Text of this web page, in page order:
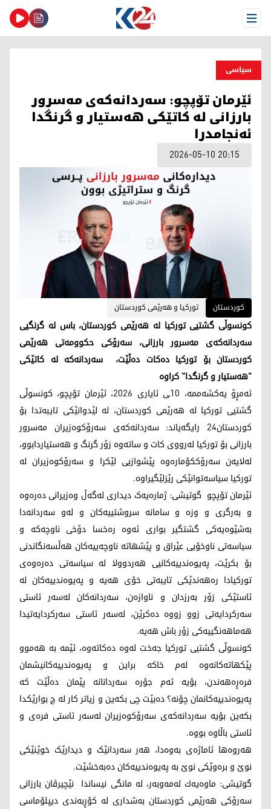
Open Menu
سیاسی
ئێرمان تۆپچو: سه‌ردانه‌كه‌ی مه‌سرور
بارزانی لە کاتێکی هەستیار و گرنگدا
ئەنجامدرا
2026-05-10 20:15
کوردستان تورکیا و هەرێمی کوردستان
کونسوڵی گشتیی تورکیا لە هەرێمی کوردستان، باس له‌ گرنگیی
سەردانەکەی مەسرور بارزانی، سەرۆکی حکوومەتی هەرێمی
کوردستان بۆ تورکیا ده‌كات ده‌ڵێت، سەردانەکە لە کاتێکی
"هەستیار و گرنگدا" کراوە
ئەمڕۆ یەکشەممە، 10ـی ئایاری 2026، ئێرمان تۆپچو، کونسوڵی
گشتیی تورکیا لە هەرێمی کوردستان، لە لێدوانێکی تایبه‌تدا بۆ
كوردستان24 رایگەیاند: سەردانەکەی سەرۆکوەزیران مەسرور
بارزانی بۆ تورکیا لەرووی کات و ساتەوە زۆر گرنگ و هەستیاردابوو،
لەلایەن سەرۆککۆمارەوە پێشوازیی لێکرا و سەرۆکوەزیران لە
تورکیا سیاسەتوانێکی رێزلێگیراوە.
ئێرمان تۆپچو گوتیشی: ژمارەیەک دیداری لەگەڵ وەزیرانی دەرەوە
و بەرگری و وزە و سامانە سروشتییەکان و لەو سەردانەدا
بەشێوەیەکی گشتگیر بواری ئەوە رەخسا دۆخی ناوچەکە و
سیاسەتی ناوخۆیی عێراق و پێشهاتە ناوچەییەکان هەڵسەنگاندنی
بۆ بکرێت، پەیوەندییەکانیی هەردوولا لە سیاسەتی دەرەوەی
تورکیادا رەهەندێکی تایبەتی خۆی هەیە و پەیوەندییەکان لە
ئاستێکی زۆر بەرزدان و ناوازەن، سەردانەکان لەسەر ئاستی
سەرکردایەتی زوو زووە دەکرێن، لەسەر ئاستی سەرکردایەتیدا
هەماهەنگییەکی زۆر باش هەیە.
کونسوڵی گشتیی تورکیا جەخت لەوە دەکاتەوە، ئێمە بە هەموو
پێکهاتەکانەوە لەم خاکە براین و پەیوەندییەکانیشمان
فرەڕەهەندن، بۆیە ئەم جۆرە سەردانانە پێمان دەڵێت کە
پەیوەندییەکانمان چۆنە؟ دەبێت چی بکەین و زیاتر کار لە چ بوارێکدا
بکەین بۆیە سەردانەکەی سەرۆکوەزیران لەسەر ئاستی فرەی و
ئاستی باڵاوە بووە.
هەروەها ئاماژەی بەوەدا، هەر سەردانێک و دیدارێک خوێنێکی
نوێ و برەوێکی نوێ بە پەیوەندییەکان دەبەخشێت.
گوتیشی: ماوه‌یه‌ك له‌مه‌وبه‌ر، له‌ مانگی نیساندا نێچیرڤان بارزانی
سه‌رۆكی هه‌رێمی كوردستان به‌شداری له‌ كۆڕبه‌ندی دیپلۆماسی